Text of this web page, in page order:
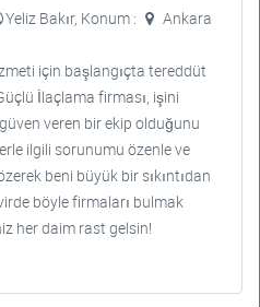
Yeliz Bakır, Konum :
Ankara
için başlangıçta tereddüt
İlaçlama firması, işini
veren bir ekip olduğunu
ilgili sorunumu özenle ve
beni büyük bir sıkıntıdan
böyle firmaları bulmak
her daim rast gelsin!